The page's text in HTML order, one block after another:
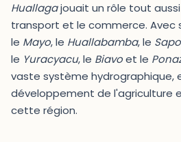
Huallagajouait un rôle tout
transport et le commerce. Avec
le Mayo, le Huallabamba, le
le Yuracyacu, le Biavoet le
vaste système hydrographique,
développement de l'agriculture
cette région.